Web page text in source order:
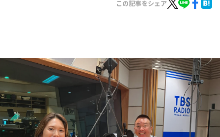
お知らせ
イベント・グッズ
YouTube
会社情報
この記事をシェア